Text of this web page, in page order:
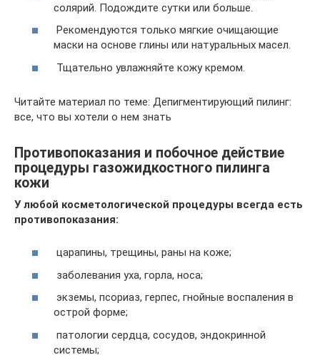
солярий. Подождите сутки или больше.
Рекомендуются только мягкие очищающие
маски на основе глины или натуральных масел.
Тщательно увлажняйте кожу кремом.
Читайте материал по теме: Депигментирующий пилинг:
все, что вы хотели о нем знать
Противопоказания и побочное действие
процедуры газожидкостного пилинга
кожи
У любой косметологической процедуры всегда есть
противопоказания:
царапины, трещины, раны на коже;
заболевания уха, горла, носа;
экземы, псориаз, герпес, гнойные воспаления в
острой форме;
патологии сердца, сосудов, эндокринной
системы;